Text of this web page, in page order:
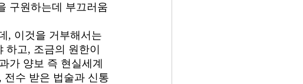
구원하는데 부끄러움
, 이것을 거부해서는
하고, 조금의 원한이
가 양보 즉 현실세계
전수 받은 법술과 신통